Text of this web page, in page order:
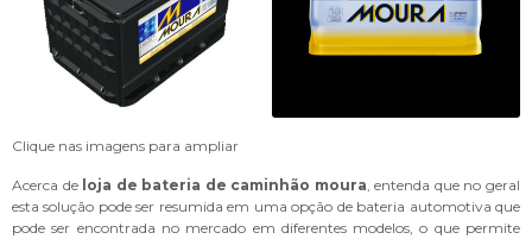
Clique nas imagens para ampliar
Acerca de loja de bateria de caminhão moura, entenda que no geral
esta solução pode ser resumida em uma opção de bateria automotiva que
pode ser encontrada no mercado em diferentes modelos, o que permite